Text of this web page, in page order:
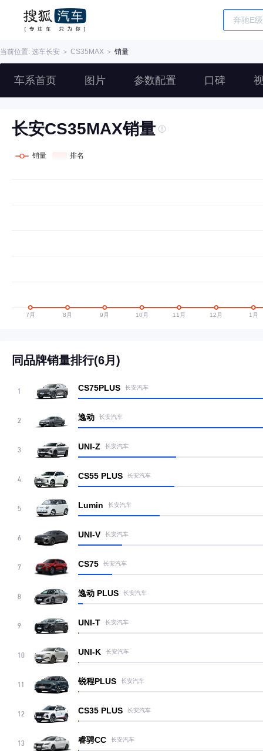
当前位置: 选车长安 ＞ CS35MAX ＞ 销量
车系首页 图片 参数配置 口碑
长安CS35MAX销量
同品牌销量排行(6月)
1 CS75PLUS 长安汽车
2 逸动 长安汽车
3 UNI-Z 长安汽车
4 CS55 PLUS 长安汽车
5 Lumin 长安汽车
6 UNI-V 长安汽车
7 CS75 长安汽车
8 逸动 PLUS 长安汽车
9 UNI-T 长安汽车
10 UNI-K 长安汽车
11 锐程PLUS 长安汽车
12 CS35 PLUS 长安汽车
13 睿骋CC 长安汽车